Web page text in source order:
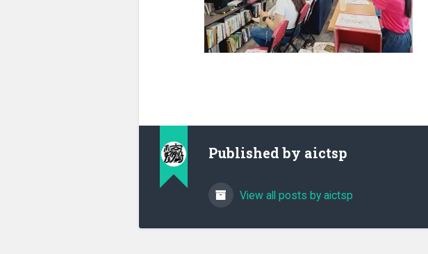
Published by aictsp
View all posts by aictsp